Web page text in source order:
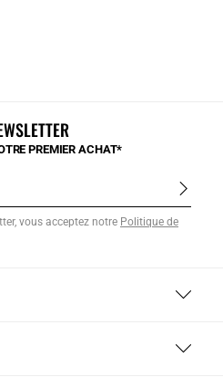
PREMIER ACHAT*
vous acceptez notre Politique de